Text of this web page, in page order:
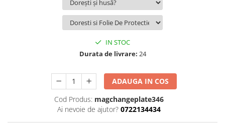
IN STOC
Durata de livrare: 24
ADAUGA IN COS
Cod Produs: magchangeplate346
Ai nevoie de ajutor? 0722134434